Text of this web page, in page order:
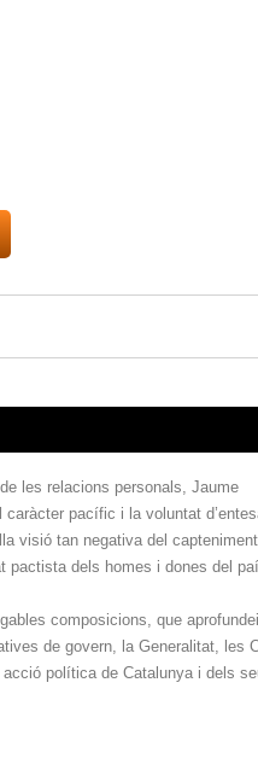
les relacions personals, Jaume
pacífic i la voluntat
visió tan negativa del capteniment
pactista dels homes i dones del
composicions, que
de govern, la Generalitat, les
política de Catalunya i dels